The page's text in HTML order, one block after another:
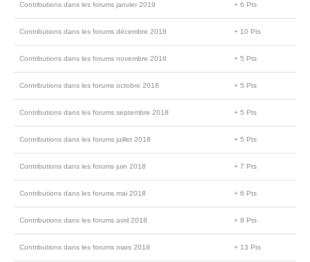
Contributions dans les forums janvier 2019 + 6 Pts
Contributions dans les forums décembre 2018 + 10 Pts
Contributions dans les forums novembre 2018 + 5 Pts
Contributions dans les forums octobre 2018 + 5 Pts
Contributions dans les forums septembre 2018 + 5 Pts
Contributions dans les forums juillet 2018 + 5 Pts
Contributions dans les forums juin 2018 + 7 Pts
Contributions dans les forums mai 2018 + 6 Pts
Contributions dans les forums avril 2018 + 8 Pts
Contributions dans les forums mars 2018 + 13 Pts